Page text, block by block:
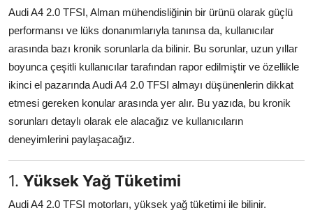
Yağlar & Sıvılar
LPG & Yakıt
Elektrik & Akü
Klima & Konfor
Aydınlatma & Görüş
Dizel Sistemler
Audi A4 2.0 TFSI, Alman mühendisliğinin bir ürünü olarak güçlü
performansı ve lüks donanımlarıyla tanınsa da, kullanıcılar
arasında bazı kronik sorunlarla da bilinir. Bu sorunlar, uzun yıllar
boyunca çeşitli kullanıcılar tarafından rapor edilmiştir ve özellikle
ikinci el pazarında Audi A4 2.0 TFSI almayı düşünenlerin dikkat
etmesi gereken konular arasında yer alır. Bu yazıda, bu kronik
sorunları detaylı olarak ele alacağız ve kullanıcıların
deneyimlerini paylaşacağız.
1. Yüksek Yağ Tüketimi
Audi A4 2.0 TFSI motorları, yüksek yağ tüketimi ile bilinir.